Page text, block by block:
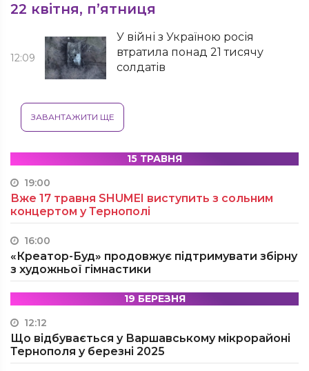
22 квітня, п’ятниця
12:09
У війні з Україною росія
втратила понад 21 тисячу
солдатів
ЗАВАНТАЖИТИ ЩЕ
15 ТРАВНЯ
19:00
Вже 17 травня SHUMEI виступить з сольним
концертом у Тернополі
16:00
«Креатор-Буд» продовжує підтримувати збірну
з художньої гімнастики
19 БЕРЕЗНЯ
12:12
Що відбувається у Варшавському мікрорайоні
Тернополя у березні 2025